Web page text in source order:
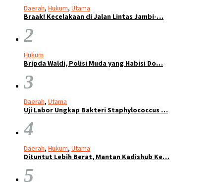
Daerah, Hukum, Utama
Braak! Kecelakaan di Jalan Lintas Jambi-…
2
Hukum
Bripda Waldi, Polisi Muda yang Habisi Do…
3
Daerah, Utama
Uji Labor Ungkap Bakteri Staphylococcus …
4
Daerah, Hukum, Utama
Dituntut Lebih Berat, Mantan Kadishub Ke…
5